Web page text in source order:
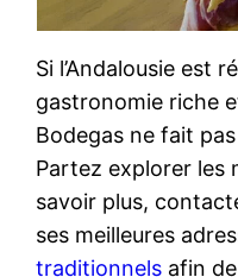
Si l’Andalousie est
gastronomie riche
Bodegas ne fait
Partez explorer les
savoir plus,
ses meilleures
traditionnels afin